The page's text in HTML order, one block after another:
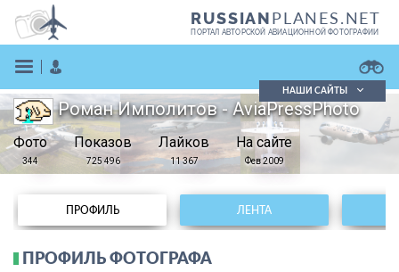
RUSSIANPLANES.NET
ПОРТАЛ АВТОРСКОЙ АВИАЦИОННОЙ ФОТОГРАФИИ
Поиск фотографий
Поиск в реестре
Кратко
Подробно
НАШИ САЙТЫ
Роман Имполитов - AviaPressPhoto
Фото
344
Показов
725 496
Лайков
11 367
На сайте
Фев 2009
ПРОФИЛЬ ЛЕНТА
ПРОФИЛЬ ФОТОГРАФА